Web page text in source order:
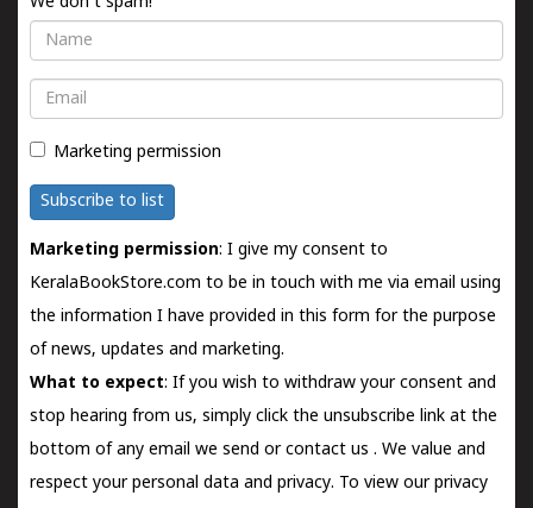
Name
Email
Marketing permission
Subscribe to list
Marketing permission: I give my consent to
KeralaBookStore.com to be in touch with me via email using
the information I have provided in this form for the purpose
of news, updates and marketing.
What to expect: If you wish to withdraw your consent and
stop hearing from us, simply click the unsubscribe link at the
bottom of any email we send orcontact us . We value and
respect your personal data and privacy. To view our privacy